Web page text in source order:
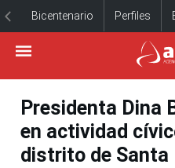
Bicentenario Perfiles
Presidenta Dina
en actividad
distrito de Santa